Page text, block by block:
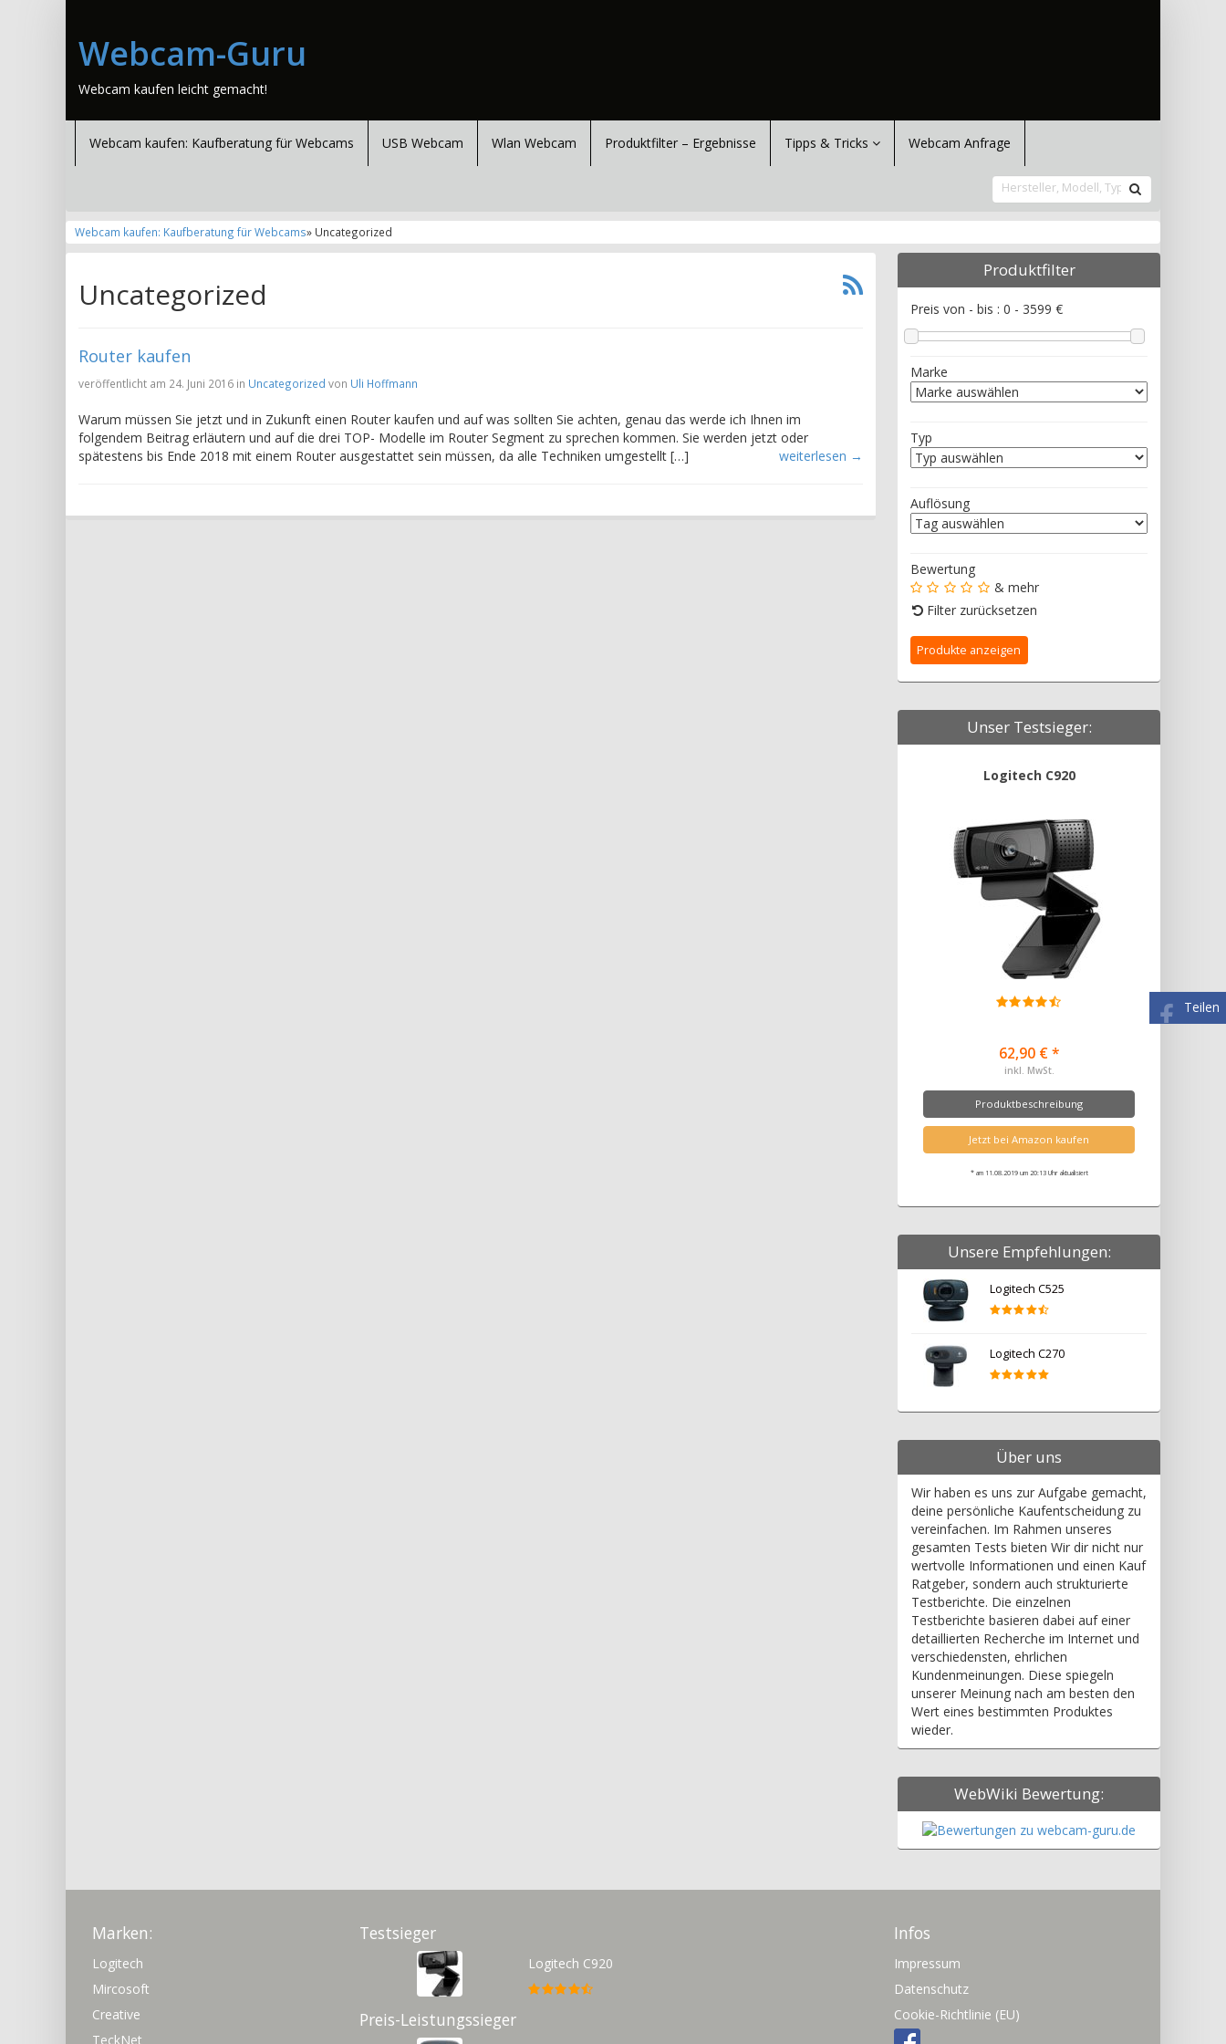
Webcam-Guru
Webcam kaufen leicht gemacht!
Webcam kaufen: Kaufberatung für Webcams USB Webcam Wlan Webcam Produktfilter – Ergebnisse Tipps & Tricks Webcam Anfrage
Webcam kaufen: Kaufberatung für Webcams» Uncategorized
Teilen
Uncategorized
Router kaufen
veröffentlicht am 24. Juni 2016 in Uncategorized von Uli Hoffmann
Warum müssen Sie jetzt und in Zukunft einen Router kaufen und auf was sollten Sie achten, genau das werde ich Ihnen im
folgendem Beitrag erläutern und auf die drei TOP- Modelle im Router Segment zu sprechen kommen. Sie werden jetzt oder
spätestens bis Ende 2018 mit einem Router ausgestattet sein müssen, da alle Techniken umgestellt […]
weiterlesen →
Produktfilter
Preis von - bis : 0 - 3599 €
Marke
Typ
Auflösung
Bewertung
& mehr
Filter zurücksetzen
Unser Testsieger:
Logitech C920
62,90 € *
inkl. MwSt.
Produktbeschreibung
Jetzt bei Amazon kaufen
* am 11.08.2019 um 20:13 Uhr aktualisiert
Unsere Empfehlungen:
Logitech C525
Logitech C270
Über uns
Wir haben es uns zur Aufgabe gemacht,
deine persönliche Kaufentscheidung zu
vereinfachen. Im Rahmen unseres
gesamten Tests bieten Wir dir nicht nur
wertvolle Informationen und einen Kauf
Ratgeber, sondern auch strukturierte
Testberichte. Die einzelnen
Testberichte basieren dabei auf einer
detaillierten Recherche im Internet und
verschiedensten, ehrlichen
Kundenmeinungen. Diese spiegeln
unserer Meinung nach am besten den
Wert eines bestimmten Produktes
wieder.
WebWiki Bewertung:
Marken:
Logitech
Mircosoft
Creative
TeckNet
Testsieger
Logitech C920
Preis-Leistungssieger
Infos
Impressum
Datenschutz
Cookie-Richtlinie (EU)